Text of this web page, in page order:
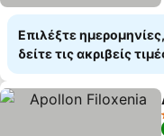
Επιλέξτε
δείτε τις ακριβείς